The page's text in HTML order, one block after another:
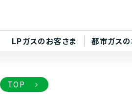
LPガスのお客さま 都市ガス
TOP